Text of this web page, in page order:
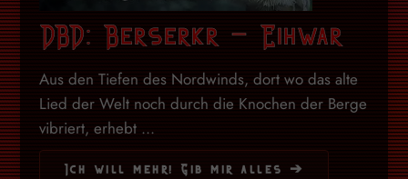
DBD: Berserkr – Eihwar
Aus den Tiefen des Nordwinds, dort wo das alte
Lied der Welt noch durch die Knochen der Berge
vibriert, erhebt ...
Ich will mehr! Gib mir alles ➔